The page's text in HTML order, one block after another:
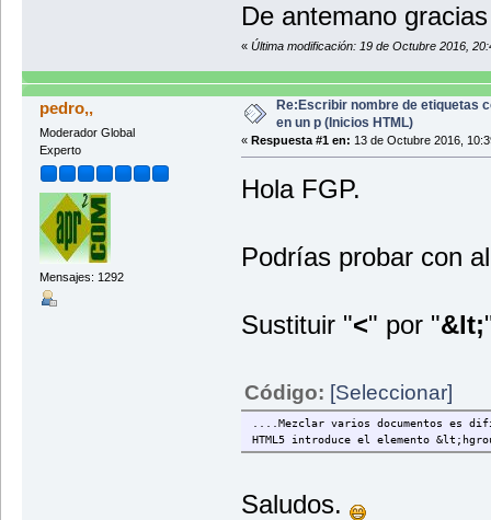
De antemano
« Última modificación: 19 de Octubre 2016,
pedro,,
Moderador Global
Experto
Mensajes: 1292
Re:Escribir nombre de etiquetas
en un p (Inicios HTML)
« Respuesta #1 en: 13 de Octubre 2016,
Hola FGP.
Podrías probar con
Sustituir "<" por "&lt;
Código: [Seleccionar]
....Mezclar varios documentos es
HTML5 introduce el elemento
Saludos.